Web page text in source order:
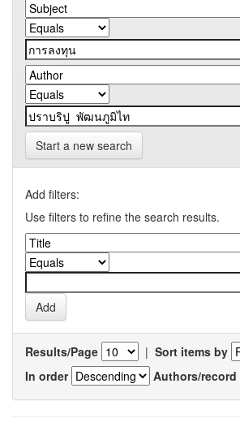
Start a new search
Add filters:
Use filters to refine the search results.
Results/Page | Sort items by
In order
Authors/record